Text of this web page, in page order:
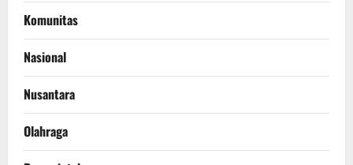
Komunitas
Nasional
Nusantara
Olahraga